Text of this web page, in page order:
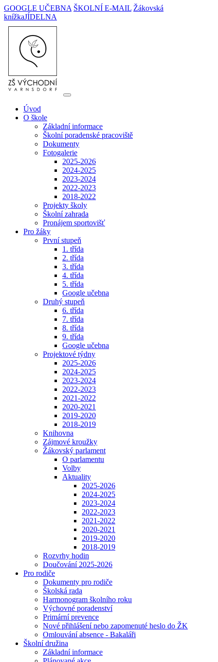
GOOGLE UČEBNA ŠKOLNÍ E-MAIL Žákovská
knížkaJÍDELNA
Úvod
O škole
Základní informace
Školní poradenské pracoviště
Dokumenty
Fotogalerie
2025-2026
2024-2025
2023-2024
2022-2023
2018-2022
Projekty školy
Školní zahrada
Pronájem sportovišť
Pro žáky
První stupeň
1. třída
2. třída
3. třída
4. třída
5. třída
Google učebna
Druhý stupeň
6. třída
7. třída
8. třída
9. třída
Google učebna
Projektové týdny
2025-2026
2024-2025
2023-2024
2022-2023
2021-2022
2020-2021
2019-2020
2018-2019
Knihovna
Zájmové kroužky
Žákovský parlament
O parlamentu
Volby
Aktuality
2025-2026
2024-2025
2023-2024
2022-2023
2021-2022
2020-2021
2019-2020
2018-2019
Rozvrhy hodin
Doučování 2025-2026
Pro rodiče
Dokumenty pro rodiče
Školská rada
Harmonogram školního roku
Výchovné poradenství
Primární prevence
Nové přihlášení nebo zapomenuté heslo do ŽK
Omlouvání absence - Bakaláři
Školní družina
Základní informace